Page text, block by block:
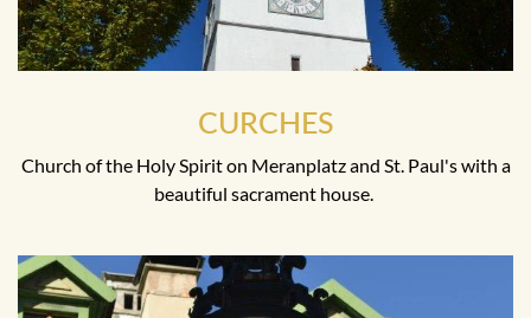
CURCHES
Church of the Holy Spirit on Meranplatz and St. Paul's with a
beautiful sacrament house.